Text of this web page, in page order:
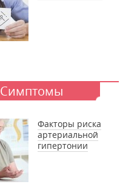
Симптомы
Факторы риска
артериальной
гипертонии